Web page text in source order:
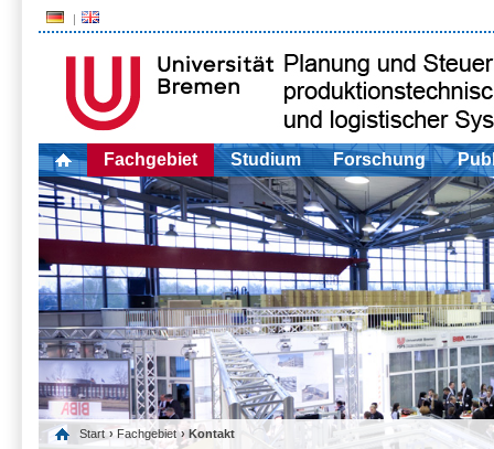
Fachgebiet Studium Forschung
Start › Fachgebiet › Kontakt